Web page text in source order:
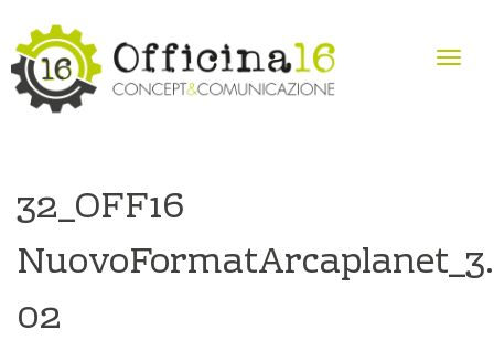
32_OFF16
02